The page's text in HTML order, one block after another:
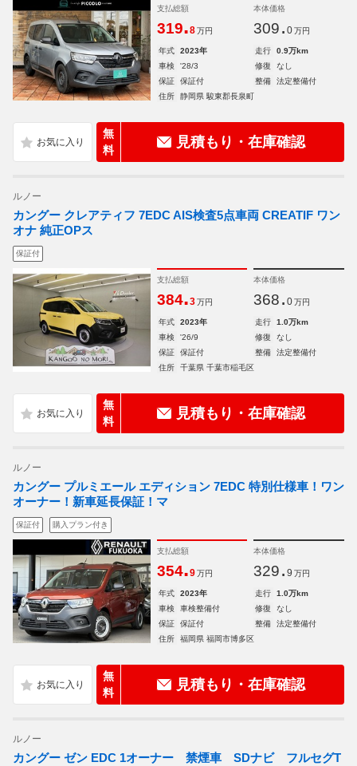
支払総額
319.8 万円
本体価格
309. 0 万円
年式 2023年 走行
0.9万km
車検
'28/3 修復
なし
保証
保証付 整備
法定整備付
住所
静岡県 駿東郡長泉町
無
料
見積もり・在庫確認
ルノー
カングー クレアティフ 7EDC AIS検査5点車両 CREATIF ワン
オナ 純正OPス
保証付
支払総額
384.3 万円
本体価格
368. 0 万円
年式 2023年 走行
1.0万km
車検
'26/9 修復
なし
保証
保証付 整備
法定整備付
住所
千葉県 千葉市稲毛区
無
料
見積もり・在庫確認
ルノー
カングー プルミエール エディション 7EDC 特別仕様車！ワン
オーナー！新車延長保証！マ
保証付 購入プラン付き
支払総額
354.9 万円
本体価格
329. 9 万円
年式 2023年 走行
1.0万km
車検
車検整備付 修復
なし
保証
保証付 整備
法定整備付
住所
福岡県 福岡市博多区
無
料
見積もり・在庫確認
ルノー
カングー ゼン EDC 1オーナー 禁煙車 SDナビ フルセグT